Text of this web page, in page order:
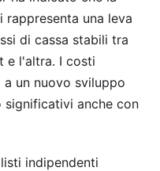
una leva
di cassa stabili tra
e l'altra. I costi
un nuovo sviluppo
anche con
indipendenti